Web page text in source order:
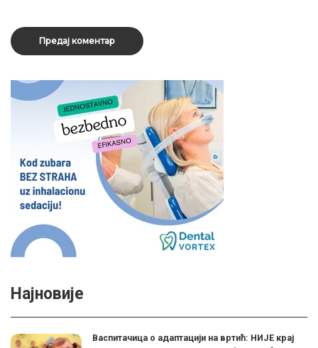
Најновије
Васпитачица о адаптацији на вртић: НИЈЕ крај